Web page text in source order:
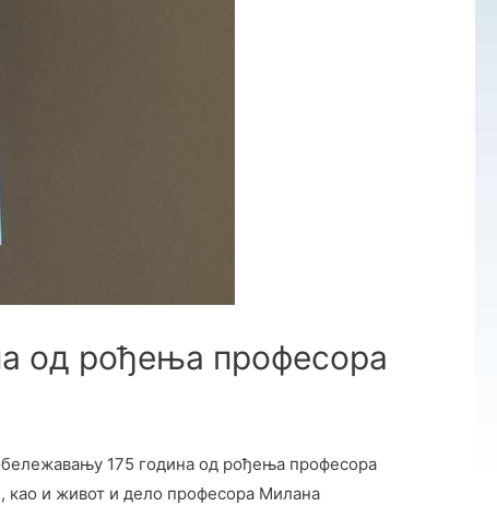
од рођења професора
175 година од рођења професора
као и живот и дело професора Милана